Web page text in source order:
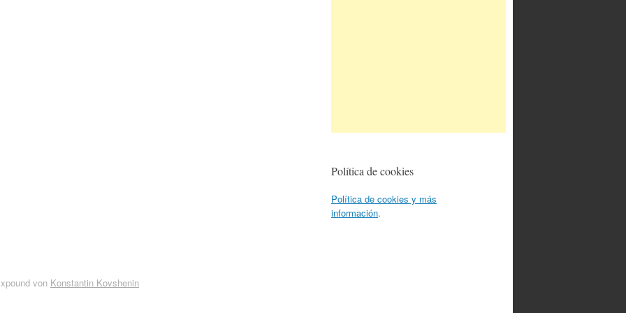
Política de cookies
Política de cookies y más
información.
von Konstantin Kovshenin